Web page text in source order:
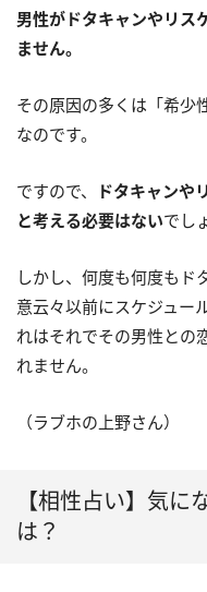
男性がドタキャンやリス
ません。
その原因の多くは「希少
なのです。
ですので、
ドタキャンや
と考える必要はないでし
しかし、何度も何度もド
意云々以前にスケジュー
れはそれでその男性との
れません。
（ラブホの上野さん）
【相性占い】気
は？